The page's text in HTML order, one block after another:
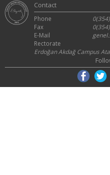
Contact
Phone
Fax
E-Mail
Rectorate
Erdoğan Akdağ Campus